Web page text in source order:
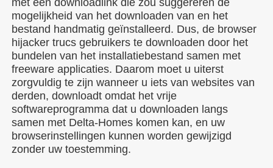
met een downloadlink die zou suggereren de
mogelijkheid van het downloaden van en het
bestand handmatig geïnstalleerd. Dus, de browser
hijacker trucs gebruikers te downloaden door het
bundelen van het installatiebestand samen met
freeware applicaties. Daarom moet u uiterst
zorgvuldig te zijn wanneer u iets van websites van
derden, downloadt omdat het vrije
softwareprogramma dat u downloaden langs
samen met Delta-Homes komen kan, en uw
browserinstellingen kunnen worden gewijzigd
zonder uw toestemming.